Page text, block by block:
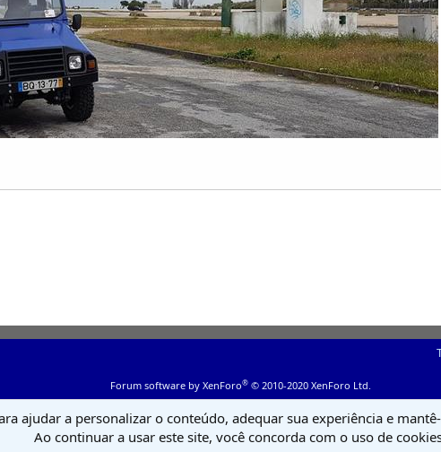
Forum software by XenForo® © 2010-2020 XenForo Ltd.
ajudar a personalizar o conteúdo, adequar sua experiência e
Ao continuar a usar este site, você concorda com o uso de